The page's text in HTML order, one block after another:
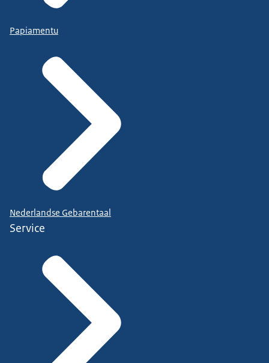
Papiamentu
Nederlandse Gebarentaal
Service